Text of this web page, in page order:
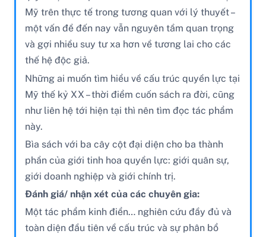
Mỹ trên thực tế trong tương quan với lý thuyết –
một vấn đề đến nay vẫn nguyên tầm quan trọng
và gợi nhiều suy tư xa hơn về tương lai cho các
thế hệ độc giả.
Những ai muốn tìm hiểu về cấu trúc quyền lực tại
Mỹ thế kỷ XX – thời điểm cuốn sách ra đời, cũng
như liên hệ tới hiện tại thì nên tìm đọc tác phẩm
này.
Bìa sách với ba cây cột đại diện cho ba thành
phần của giới tinh hoa quyền lực: giới quân sự,
giới doanh nghiệp và giới chính trị.
Đánh giá/ nhận xét của các chuyên gia:
Một tác phẩm kinh điển… nghiên cứu đầy đủ và
toàn diện đầu tiên về cấu trúc và sự phân bổ